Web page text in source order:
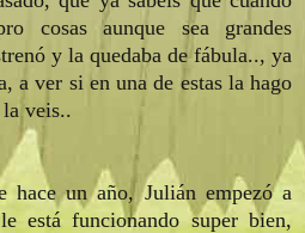
cosas aunque sea grandes
y la quedaba de fábula.., ya
a ver si en una de estas la hago
veis..
hace un año, Julián empezó a
está funcionando super bien,